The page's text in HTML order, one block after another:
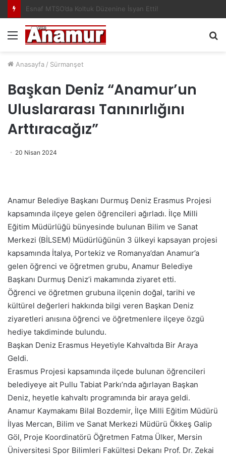
Menü
Anasayfa / Sürmanşet
Başkan Deniz “Anamur’un
Uluslararası Tanınırlığını
Arttıracağız”
20 Nisan 2024
Anamur Belediye Başkanı Durmuş Deniz Erasmus Projesi
kapsamında ilçeye gelen öğrencileri ağırladı. İlçe Milli
Eğitim Müdürlüğü bünyesinde bulunan Bilim ve Sanat
Merkezi (BİLSEM) Müdürlüğünün 3 ülkeyi kapsayan projesi
kapsamında İtalya, Portekiz ve Romanya’dan Anamur’a
gelen öğrenci ve öğretmen grubu, Anamur Belediye
Başkanı Durmuş Deniz’i makamında ziyaret etti.
Öğrenci ve öğretmen grubuna ilçenin doğal, tarihi ve
kültürel değerleri hakkında bilgi veren Başkan Deniz
ziyaretleri anısına öğrenci ve öğretmenlere ilçeye özgü
hediye takdiminde bulundu.
Başkan Deniz Erasmus Heyetiyle Kahvaltıda Bir Araya
Geldi.
Erasmus Projesi kapsamında ilçede bulunan öğrencileri
belediyeye ait Pullu Tabiat Parkı’nda ağırlayan Başkan
Deniz, heyetle kahvaltı programında bir araya geldi.
Anamur Kaymakamı Bilal Bozdemir, İlçe Milli Eğitim Müdürü
İlyas Mercan, Bilim ve Sanat Merkezi Müdürü Ökkeş Galip
Göl, Proje Koordinatörü Öğretmen Fatma Ülker, Mersin
Üniversitesi Spor Bilimleri Fakültesi Dekanı Prof. Dr. Zekai